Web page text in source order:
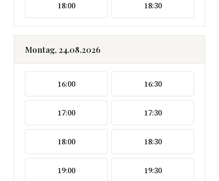
18:00 18:30
Montag, 24.08.2026
16:00 16:30
17:00 17:30
18:00 18:30
19:00 19:30